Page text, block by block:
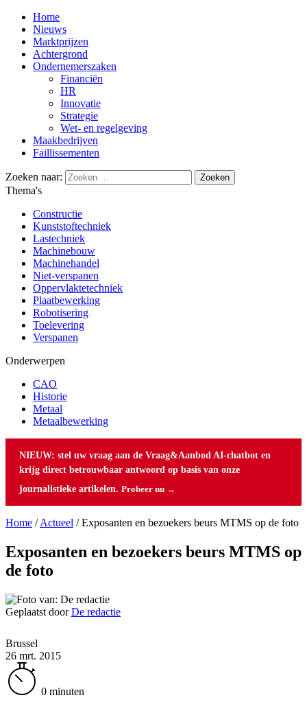
Home
Nieuws
Marktprijzen
Achtergrond
Ondernemerszaken
Financiën
HR
Innovatie
Strategie
Wet- en regelgeving
Maakbedrijven
Faillissementen
Zoeken naar:
Thema's
Constructie
Kunststoftechniek
Lastechniek
Machinebouw
Machinehandel
Niet-verspanen
Oppervlaktetechniek
Plaatbewerking
Robotisering
Toelevering
Verspanen
Onderwerpen
CAO
Historie
Metaal
Metaalbewerking
NIEUW: stel uw vraag aan de Vraag&Aanbod AI-chatbot en
krijg direct betrouwbaar antwoord op basis van onze
journalistieke artikelen. Probeer nu →
Home /Actueel /Exposanten en bezoekers beurs MTMS op de foto
Exposanten en bezoekers beurs MTMS op
de foto
Geplaatst doorDe redactie
Brussel
26 mrt. 2015
0 minuten